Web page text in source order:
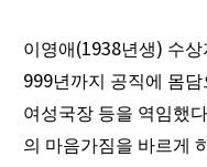
이영애 (1938년생) 수상
999년까지 공직에 몸
여성국장 등을 역임했다
의 마음가짐을 바르게